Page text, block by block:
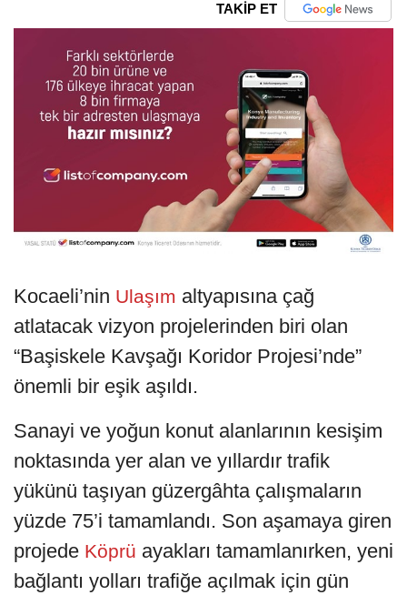
TAKİP ET
Kocaeli’nin Ulaşım altyapısına çağ
atlatacak vizyon projelerinden biri olan
“Başiskele Kavşağı Koridor Projesi’nde”
önemli bir eşik aşıldı.
Sanayi ve yoğun konut alanlarının kesişim
noktasında yer alan ve yıllardır trafik
yükünü taşıyan güzergâhta çalışmaların
yüzde 75’i tamamlandı. Son aşamaya giren
projede Köprü ayakları tamamlanırken, yeni
bağlantı yolları trafiğe açılmak için gün